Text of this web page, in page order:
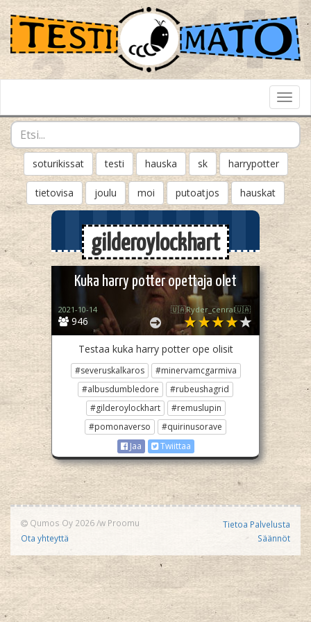
soturikissat testi hauska sk harrypotter
tietovisa joulu moi putoatjos hauskat
gilderoylockhart
Kuka harry potter opettaja olet
946
2021-10-14 🇺🇦Ryder_cenral🇺🇦
Testaa kuka harry potter ope olisit
#severuskalkaros
#minervamcgarmiva
#albusdumbledore
#rubeushagrid
#gilderoylockhart
#remuslupin
#pomonaverso
#quirinusorave
Jaa
Twiittaa
Qumos Oy 2026/w Proomu
Ota yhteyttä
Tietoa Palvelusta
Säännöt